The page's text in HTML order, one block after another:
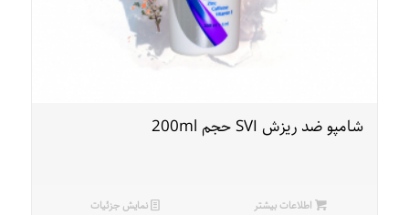
شامپو ضد ریزش SVI حجم 200ml
اطلاعات بیشتر نمایش جزئیات